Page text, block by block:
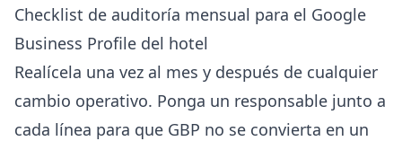
Checklist de auditoría mensual para el Google
Business Profile del hotel
Realícela una vez al mes y después de cualquier
cambio operativo. Ponga un responsable junto a
cada línea para que GBP no se convierta en un